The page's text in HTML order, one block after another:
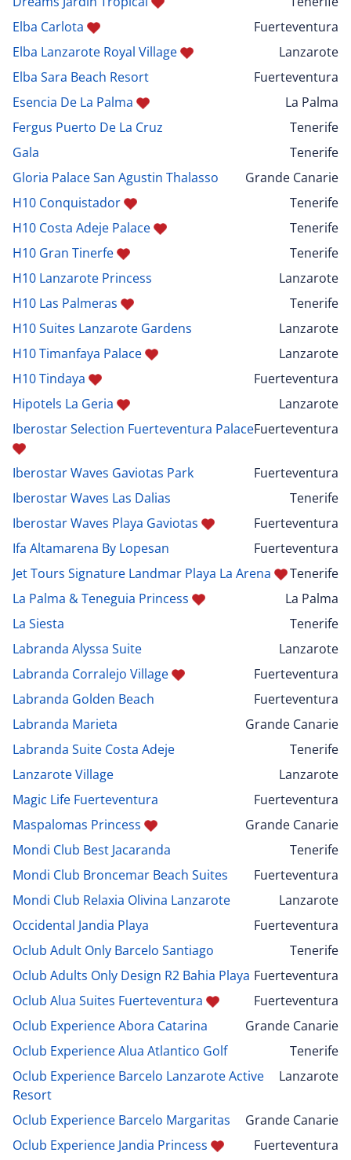
Elba Carlota
Fuerteventura
Elba Lanzarote Royal Village
Lanzarote
Elba Sara Beach Resort
Fuerteventura
Esencia De La Palma
La Palma
Fergus Puerto De La Cruz
Tenerife
Gala
Tenerife
Gloria Palace San Agustin Thalasso
Grande Canarie
H10 Conquistador
Tenerife
H10 Costa Adeje Palace
Tenerife
H10 Gran Tinerfe
Tenerife
H10 Lanzarote Princess
Lanzarote
H10 Las Palmeras
Tenerife
H10 Suites Lanzarote Gardens
Lanzarote
H10 Timanfaya Palace
Lanzarote
H10 Tindaya
Fuerteventura
Hipotels La Geria
Lanzarote
Iberostar Selection Fuerteventura PalaceFuerteventura
Iberostar Waves Gaviotas Park
Fuerteventura
Iberostar Waves Las Dalias
Tenerife
Iberostar Waves Playa Gaviotas
Fuerteventura
Ifa Altamarena By Lopesan
Fuerteventura
Jet Tours Signature Landmar Playa La Arena
Tenerife
La Palma & Teneguia Princess
La Palma
La Siesta
Tenerife
Labranda Alyssa Suite
Lanzarote
Labranda Corralejo Village
Fuerteventura
Labranda Golden Beach
Fuerteventura
Labranda Marieta
Grande Canarie
Labranda Suite Costa Adeje
Tenerife
Lanzarote Village
Lanzarote
Magic Life Fuerteventura
Fuerteventura
Maspalomas Princess
Grande Canarie
Mondi Club Best Jacaranda
Tenerife
Mondi Club Broncemar Beach Suites
Fuerteventura
Mondi Club Relaxia Olivina Lanzarote
Lanzarote
Occidental Jandia Playa
Fuerteventura
Oclub Adult Only Barcelo Santiago
Tenerife
Oclub Adults Only Design R2 Bahia Playa Fuerteventura
Oclub Alua Suites Fuerteventura
Fuerteventura
Oclub Experience Abora Catarina
Grande Canarie
Oclub Experience Alua Atlantico Golf
Tenerife
Oclub Experience Barcelo Lanzarote Active
Resort
Lanzarote
Oclub Experience Barcelo Margaritas
Grande Canarie
Oclub Experience Jandia Princess
Fuerteventura